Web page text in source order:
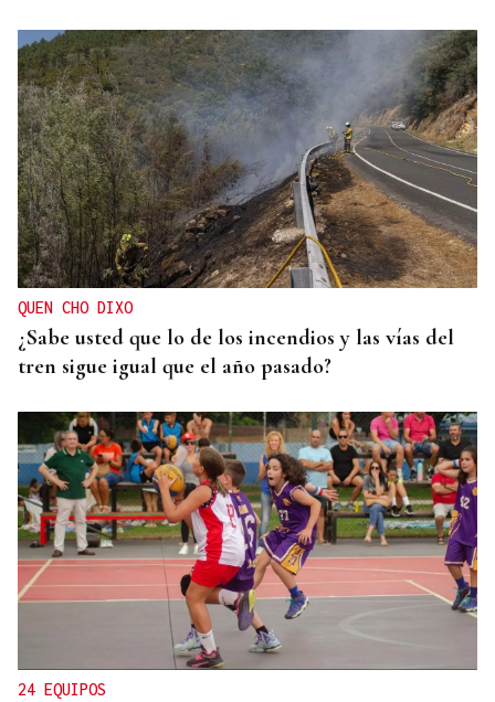
QUEN CHO DIXO
¿Sabe usted que lo de los incendios y las vías del
tren sigue igual que el año pasado?
24 EQUIPOS